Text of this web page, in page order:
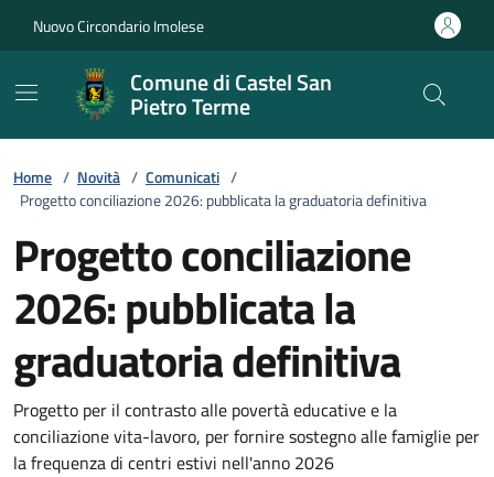
Nuovo Circondario Imolese
Comune di Castel San
Pietro Terme
Home / Novità / Comunicati /
Progetto conciliazione 2026: pubblicata la graduatoria definitiva
Progetto conciliazione
2026: pubblicata la
graduatoria definitiva
Dettagli della notizia
Progetto per il contrasto alle povertà educative e la
conciliazione vita-lavoro, per fornire sostegno alle famiglie per
la frequenza di centri estivi nell'anno 2026